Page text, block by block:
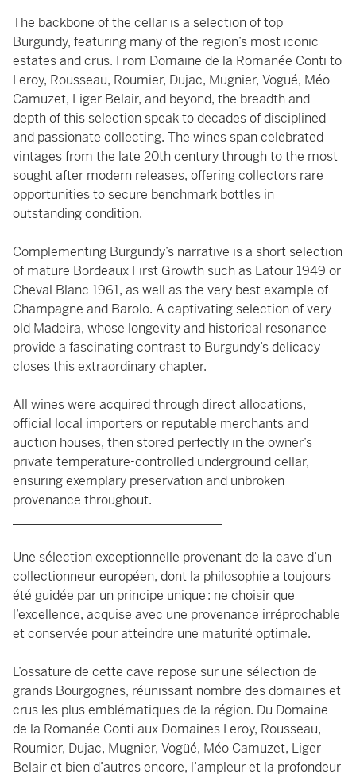
The backbone of the cellar is a selection of top
Burgundy, featuring many of the region’s most iconic
estates and crus. From Domaine de la Romanée Conti to
Leroy, Rousseau, Roumier, Dujac, Mugnier, Vogüé, Méo
Camuzet, Liger Belair, and beyond, the breadth and
depth of this selection speak to decades of disciplined
and passionate collecting. The wines span celebrated
vintages from the late 20th century through to the most
sought after modern releases, offering collectors rare
opportunities to secure benchmark bottles in
outstanding condition.
Complementing Burgundy’s narrative is a short selection
of mature Bordeaux First Growth such as Latour 1949 or
Cheval Blanc 1961, as well as the very best example of
Champagne and Barolo. A captivating selection of very
old Madeira, whose longevity and historical resonance
provide a fascinating contrast to Burgundy’s delicacy
closes this extraordinary chapter.
All wines were acquired through direct allocations,
official local importers or reputable merchants and
auction houses, then stored perfectly in the owner’s
private temperature-controlled underground cellar,
ensuring exemplary preservation and unbroken
provenance throughout.
Une sélection exceptionnelle provenant de la cave d’un
collectionneur européen, dont la philosophie a toujours
été guidée par un principe unique : ne choisir que
l’excellence, acquise avec une provenance irréprochable
et conservée pour atteindre une maturité optimale.
L’ossature de cette cave repose sur une sélection de
grands Bourgognes, réunissant nombre des domaines et
crus les plus emblématiques de la région. Du Domaine
de la Romanée Conti aux Domaines Leroy, Rousseau,
Roumier, Dujac, Mugnier, Vogüé, Méo Camuzet, Liger
Belair et bien d’autres encore, l’ampleur et la profondeur